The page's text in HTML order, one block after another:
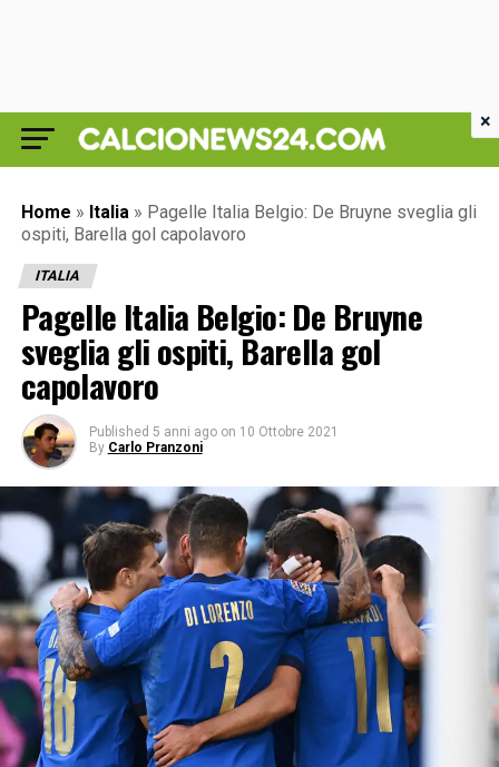
Home » Italia » Pagelle Italia Belgio: De Bruyne sveglia gli
ospiti, Barella gol capolavoro
ITALIA
Pagelle Italia Belgio: De Bruyne
sveglia gli ospiti, Barella gol
capolavoro
Published 5 anni ago on 10 Ottobre 2021
By Carlo Pranzoni
×